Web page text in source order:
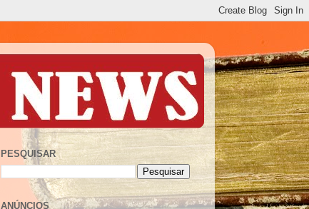
PESQUISAR
ANÚNCIOS